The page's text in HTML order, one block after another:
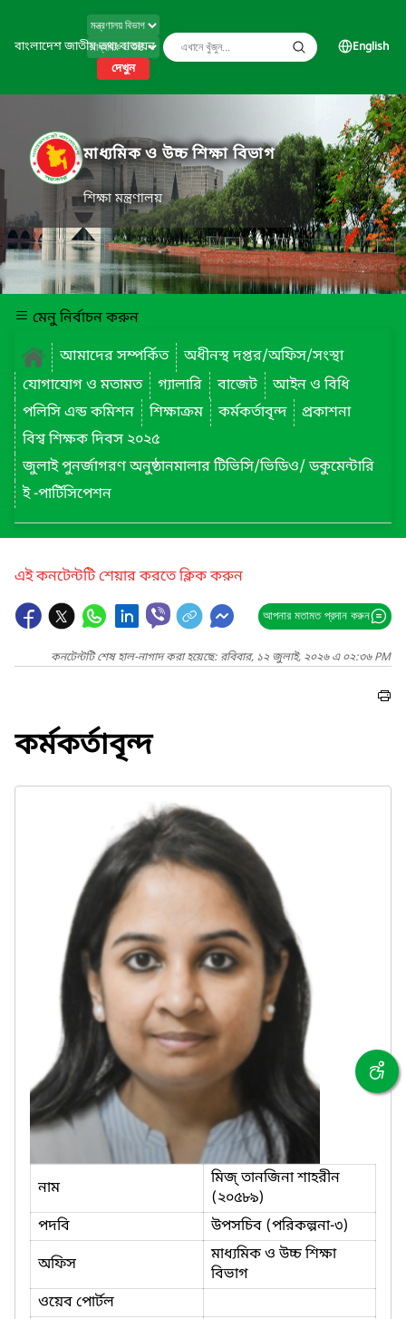
বাংলাদেশ জাতীয় তথ্য বাতায়ন
দেখুন
English
মাধ্যমিক ও উচ্চ শিক্ষা বিভাগ
শিক্ষা মন্ত্রণালয়
মেনু নির্বাচন করুন
আমাদের সম্পর্কিত
অধীনস্থ দপ্তর/অফিস/সংস্থা
যোগাযোগ ও মতামত
গ্যালারি বাজেট
আইন ও বিধি
পলিসি এন্ড কমিশন
শিক্ষাক্রম কর্মকর্তাবৃন্দ
প্রকাশনা
বিশ্ব শিক্ষক দিবস ২০২৫
জুলাই পুনর্জাগরণ অনুষ্ঠানমালার টিভিসি/ভিডিও/ ডকুমেন্টারি
ই -পার্টিসিপেশন
এই কনটেন্টটি শেয়ার করতে ক্লিক করুন
আপনার মতামত প্রদান করুন
কনটেন্টটি শেষ হাল-নাগাদ করা হয়েছে: রবিবার, ১২ জুলাই, ২০২৬ এ ০২:৩৬ PM
কর্মকর্তাবৃন্দ
নাম
মিজ্‌ তানজিনা শাহরীন
(২০৫৮৯)
পদবি
উপসচিব (পরিকল্পনা-৩)
অফিস
মাধ্যমিক ও উচ্চ শিক্ষা
বিভাগ
ওয়েব পোর্টল